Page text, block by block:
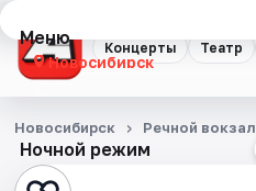
Концерты Театр
Меню
Новосибирск
Концерты
Театр
Ночной режим
Новосибирск Речной вокзал